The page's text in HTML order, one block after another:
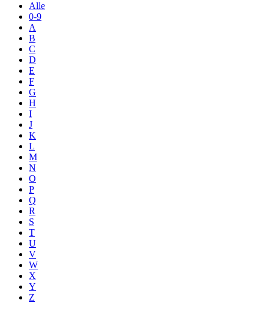
Alle
0-9
A
B
C
D
E
F
G
H
I
J
K
L
M
N
O
P
Q
R
S
T
U
V
W
X
Y
Z